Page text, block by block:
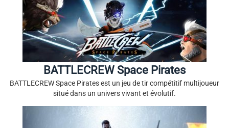
BATTLECREW Space Pirates
BATTLECREW Space Pirates est un jeu de tir compétitif multijoueur
situé dans un univers vivant et évolutif.